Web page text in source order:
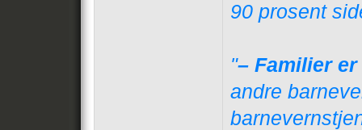
90 prosent
"– Familier
andre